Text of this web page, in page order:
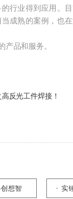
行业得到应用。
成熟的案例，也
产品和服务。
反光工件焊接！
想智 实